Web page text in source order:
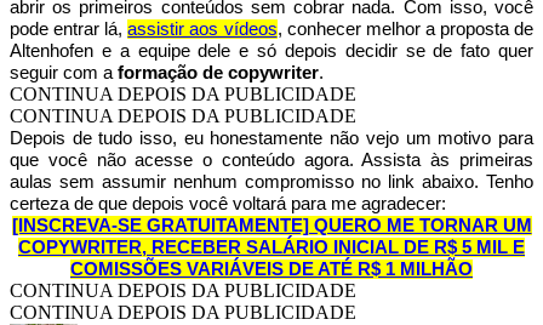
abrir os primeiros conteúdos sem cobrar nada. Com isso, você
pode entrar lá,assistir aos vídeos, conhecer melhor a proposta de
Altenhofen e a equipe dele e só depois decidir se de fato quer
seguir com a formação de copywriter.
CONTINUA DEPOIS DA PUBLICIDADE
CONTINUA DEPOIS DA PUBLICIDADE
Depois de tudo isso, eu honestamente não vejo um motivo para
que você não acesse o conteúdo agora. Assista às primeiras
aulas sem assumir nenhum compromisso no link abaixo. Tenho
certeza de que depois você voltará para me agradecer:
[INSCREVA-SE GRATUITAMENTE] QUERO ME TORNAR UM
COPYWRITER, RECEBER SALÁRIO INICIAL DE R$ 5 MIL E
COMISSÕES VARIÁVEIS DE ATÉ R$ 1 MILHÃO
CONTINUA DEPOIS DA PUBLICIDADE
CONTINUA DEPOIS DA PUBLICIDADE